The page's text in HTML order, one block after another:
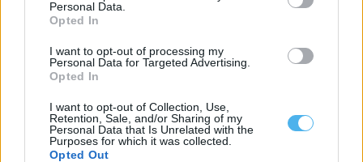
Personal Data.
Opted In
I want to opt-out of processing my
Personal Data for Targeted Advertising.
Opted In
I want to opt-out of Collection, Use,
Retention, Sale, and/or Sharing of my
Personal Data that Is Unrelated with the
Purposes for which it was collected.
Opted Out